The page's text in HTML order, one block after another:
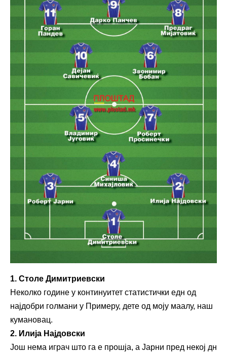
1. Столе Димитриевски
Неколко године у континуитет статистички едн од
најдобри голмани у Примеру, дете од моју маалу, наш
кумановац.
2. Илија Најдовски
Још нема играч што га е прошја, а Јарни пред некој дн